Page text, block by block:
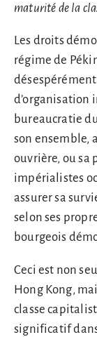
maturité de la
Les droits
régime de
d’organisation
bureaucratie
son ensemble,
ouvrière, ou sa
impérialistes
assurer sa
selon ses
bourgeois
Ceci est non
Hong Kong,
classe
significatif